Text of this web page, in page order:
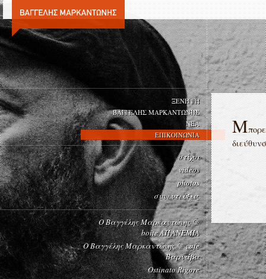
Μ
ΞΕΝΗ ΓΗ
ΒΑΓΓΕΛΗΣ ΜΑΡΚΑΝΤΩΝΗΣ
ΝΕΑ
ΕΠΙΚΟΙΝΩΝΙΑ
στίχοι
videos
photos
συνεντεύξεις
Ο Βαγγέλης Μαρκαντώνης @
boite ΑΠΑΝΕΜΙΑ
Ο Βαγγέλης Μαρκαντώνης @ cafe
Βαρνάβα
Ostinato Rigore